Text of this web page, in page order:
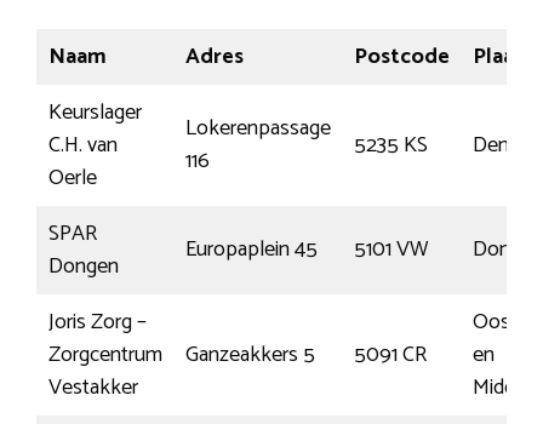
Naam Adres Postcode
Plaats
Keurslager
C.H. van
Oerle
Lokerenpassage
116
5235 KS Den
SPAR
Dongen
Europaplein 45 5101 VW
Dongen
Joris Zorg –
Zorgcentrum
Vestakker
Ganzeakkers 5 5091 CR
Oost
en